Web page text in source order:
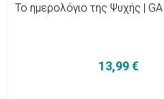
Το ημερολόγιο της Ψυχής |
13,99 €